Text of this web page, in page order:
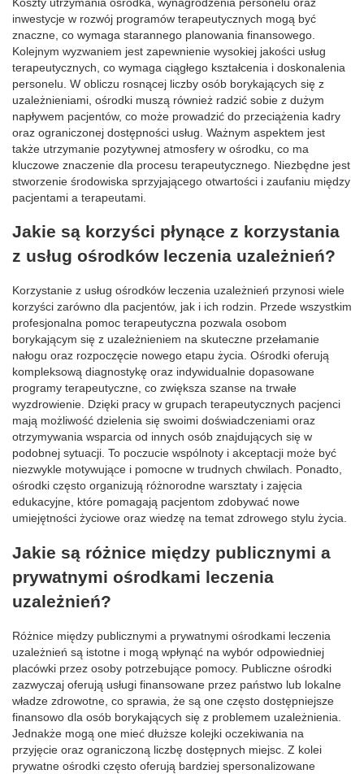
inwestycje w rozwój programów terapeutycznych mogą być
znaczne, co wymaga starannego planowania finansowego.
Kolejnym wyzwaniem jest zapewnienie wysokiej jakości usług
terapeutycznych, co wymaga ciągłego kształcenia i doskonalenia
personelu. W obliczu rosnącej liczby osób borykających się z
uzależnieniami, ośrodki muszą również radzić sobie z dużym
napływem pacjentów, co może prowadzić do przeciążenia kadry
oraz ograniczonej dostępności usług. Ważnym aspektem jest
także utrzymanie pozytywnej atmosfery w ośrodku, co ma
kluczowe znaczenie dla procesu terapeutycznego. Niezbędne jest
stworzenie środowiska sprzyjającego otwartości i zaufaniu między
pacjentami a terapeutami.
Jakie są korzyści płynące z korzystania
z usług ośrodków leczenia uzależnień?
Korzystanie z usług ośrodków leczenia uzależnień przynosi wiele
korzyści zarówno dla pacjentów, jak i ich rodzin. Przede wszystkim
profesjonalna pomoc terapeutyczna pozwala osobom
borykającym się z uzależnieniem na skuteczne przełamanie
nałogu oraz rozpoczęcie nowego etapu życia. Ośrodki oferują
kompleksową diagnostykę oraz indywidualnie dopasowane
programy terapeutyczne, co zwiększa szanse na trwałe
wyzdrowienie. Dzięki pracy w grupach terapeutycznych pacjenci
mają możliwość dzielenia się swoimi doświadczeniami oraz
otrzymywania wsparcia od innych osób znajdujących się w
podobnej sytuacji. To poczucie wspólnoty i akceptacji może być
niezwykle motywujące i pomocne w trudnych chwilach. Ponadto,
ośrodki często organizują różnorodne warsztaty i zajęcia
edukacyjne, które pomagają pacjentom zdobywać nowe
umiejętności życiowe oraz wiedzę na temat zdrowego stylu życia.
Jakie są różnice między publicznymi a
prywatnymi ośrodkami leczenia
uzależnień?
Różnice między publicznymi a prywatnymi ośrodkami leczenia
uzależnień są istotne i mogą wpłynąć na wybór odpowiedniej
placówki przez osoby potrzebujące pomocy. Publiczne ośrodki
zazwyczaj oferują usługi finansowane przez państwo lub lokalne
władze zdrowotne, co sprawia, że są one często dostępniejsze
finansowo dla osób borykających się z problemem uzależnienia.
Jednakże mogą one mieć dłuższe kolejki oczekiwania na
przyjęcie oraz ograniczoną liczbę dostępnych miejsc. Z kolei
prywatne ośrodki często oferują bardziej spersonalizowane